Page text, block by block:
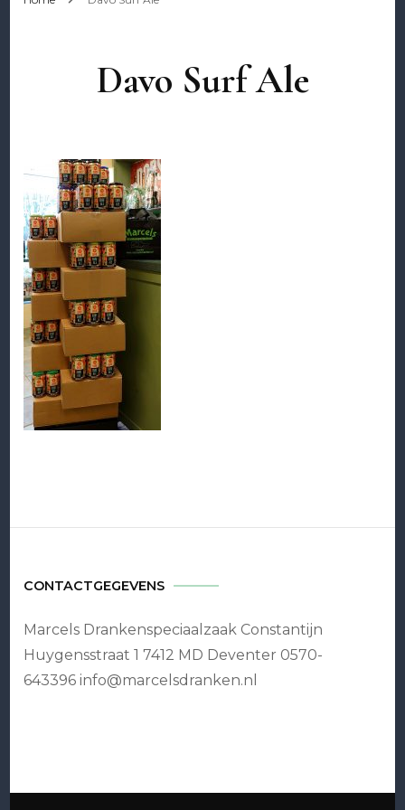
Davo Surf Ale
CONTACTGEGEVENS
Marcels Drankenspeciaalzaak Constantijn
Huygensstraat 1 7412 MD Deventer 0570-
643396 info@marcelsdranken.nl